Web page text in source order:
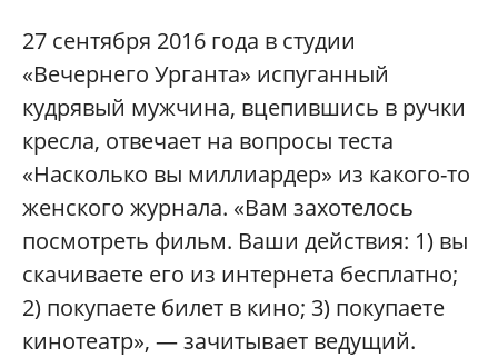
27 сентября 2016 года в студии
«Вечернего Урганта» испуганный
кудрявый мужчина, вцепившись в ручки
кресла, отвечает на вопросы теста
«Насколько вы миллиардер» из какого-то
женского журнала. «Вам захотелось
посмотреть фильм. Ваши действия: 1) вы
скачиваете его из интернета бесплатно;
2) покупаете билет в кино; 3) покупаете
кинотеатр», — зачитывает ведущий.